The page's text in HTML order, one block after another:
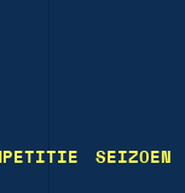
SEIZOEN